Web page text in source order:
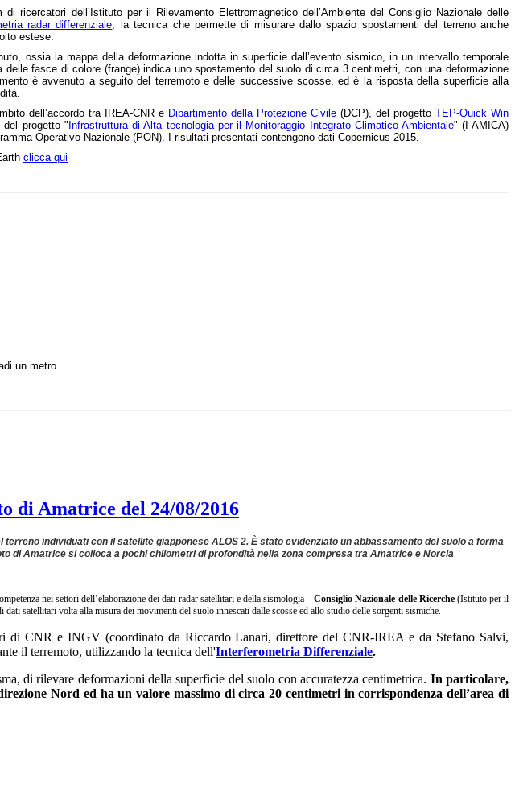
ricercatori dell’Istituto per il Rilevamento Elettromagnetico dell’Ambiente del Consiglio Nazionale delle
radar differenziale, la tecnica che permette di misurare dallo spazio spostamenti del terreno anche
estese.
ossia la mappa della deformazione indotta in superficie dall’evento sismico, in un intervallo temporale
fasce di colore (frange) indica uno spostamento del suolo di circa 3 centimetri, con una deformazione
è avvenuto a seguito del terremoto e delle successive scosse, ed è la risposta della superficie alla
dell’accordo tra IREA-CNR e Dipartimento della Protezione Civile (DCP), del progetto TEP-Quick Win
del progetto " Infrastruttura di Alta tecnologia per il Monitoraggio Integrato Climatico-Ambientale" (I-AMICA)
Operativo Nazionale (PON). I risultati presentati contengono dati Copernicus 2015.
clicca qui
un metro
di Amatrice del 24/08/2016
individuati con il satellite giapponese ALOS 2. È stato evidenziato un abbassamento del suolo a forma
di Amatrice si colloca a pochi chilometri di profondità nella zona compresa tra Amatrice e Norcia
nei settori dell’elaborazione dei dati radar satellitari e della sismologia –Consiglio Nazionale delle Ricerche(Istituto per il
satellitari volta alla misura dei movimenti del suolo innescati dalle scosse ed allo studio delle sorgenti sismiche.
di CNR e INGV (coordinato da Riccardo Lanari, direttore del CNR-IREA e da Stefano Salvi,
il terremoto, utilizzando la tecnica dell'Interferometria Differenziale.
di rilevare deformazioni della superficie del suolo con accuratezza centimetrica. In particolare,
Nord ed ha un valore massimo di circa 20 centimetri in corrispondenza dell’area di